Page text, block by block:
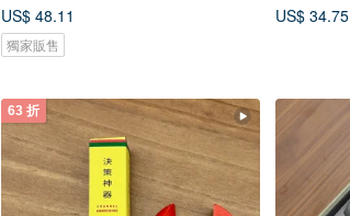
US$ 48.11
獨家販售
US$ 34.75
63 折